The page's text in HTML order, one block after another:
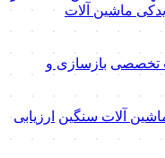
ماشین آلات
تخصصی بازسازی و
ماشین آلات سنگین ارزیابی